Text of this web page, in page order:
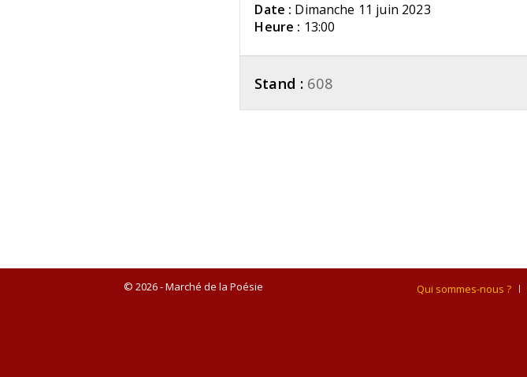
Date : Dimanche 11 juin 2023
Heure : 13:00
Stand : 608
© 2026 - Marché de la Poésie Qui sommes-nous ?